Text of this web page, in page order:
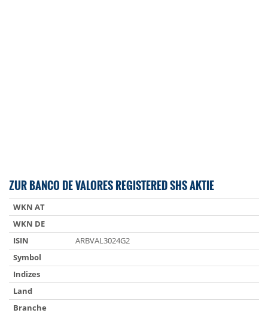
ZUR BANCO DE VALORES REGISTERED SHS AKTIE
WKN AT
WKN DE
ISIN
ARBVAL3024G2
Symbol
Indizes
Land
Branche